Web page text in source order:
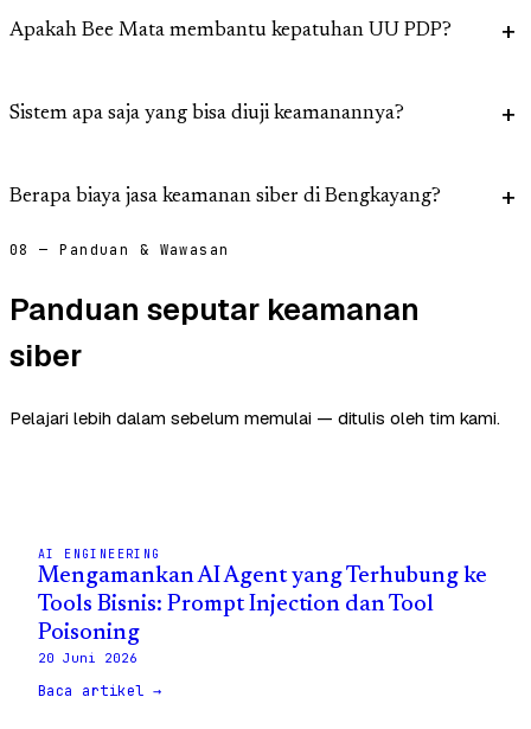
Apakah Bee Mata membantu kepatuhan UU PDP?
Sistem apa saja yang bisa diuji keamanannya?
Berapa biaya jasa keamanan siber di Bengkayang?
08 — Panduan & Wawasan
Panduan seputar keamanan
siber
Pelajari lebih dalam sebelum memulai — ditulis oleh tim kami.
AI ENGINEERING
Mengamankan AI Agent yang Terhubung ke
Tools Bisnis: Prompt Injection dan Tool
Poisoning
20 Juni 2026
Baca artikel →